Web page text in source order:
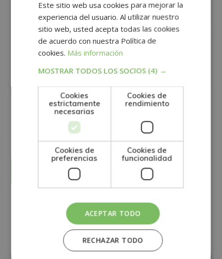
GRUPO TARRACO DE ESCUELAS DE FORMACIÓN DE POSTGRADO, S.L., CIF:
Finalidad del Tratamiento: Tratamos la información que nos facilita con el
los productos ofrecidos y otros tipo de productos que fueran de su
Legitimación del tratamiento: Consentimiento del interesado.
Derechos: Puede ejercitar sus derechos identificándose suficientemente,
dirigiéndose a la dirección direccion@grupotarraco.com.
Para más información consulte nuestra Política de Privacidad.
Desea recibir información comercial (vía telefónica y/o email):
Otras titulaciones
VETERINARIA
Este sitio web usa cookies para mejorar la
experiencia del usuario. Al utilizar nuestro
sitio web, usted acepta todas las cookies
de acuerdo con nuestra Política de
cookies. Más información
MOSTRAR TODOS LOS SOCIOS (4) →
Cookies
estrictamente
necesarias
Cookies de
rendimiento
Cookies de
preferencias
Cookies de
funcionalidad
ACEPTAR TODO
RECHAZAR TODO